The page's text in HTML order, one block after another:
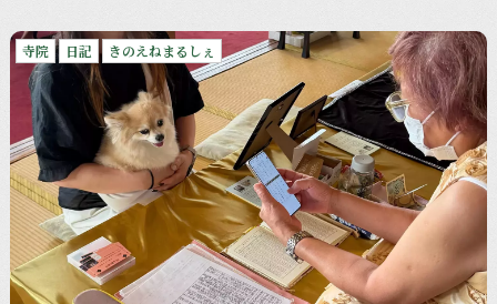
寺院 日記 きのえねまるしぇ